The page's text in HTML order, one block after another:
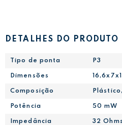
DETALHES DO PRODUTO
Tipo de ponta P3
Dimensões
Composição
Potência 50 mW
Impedância 32 Ohms